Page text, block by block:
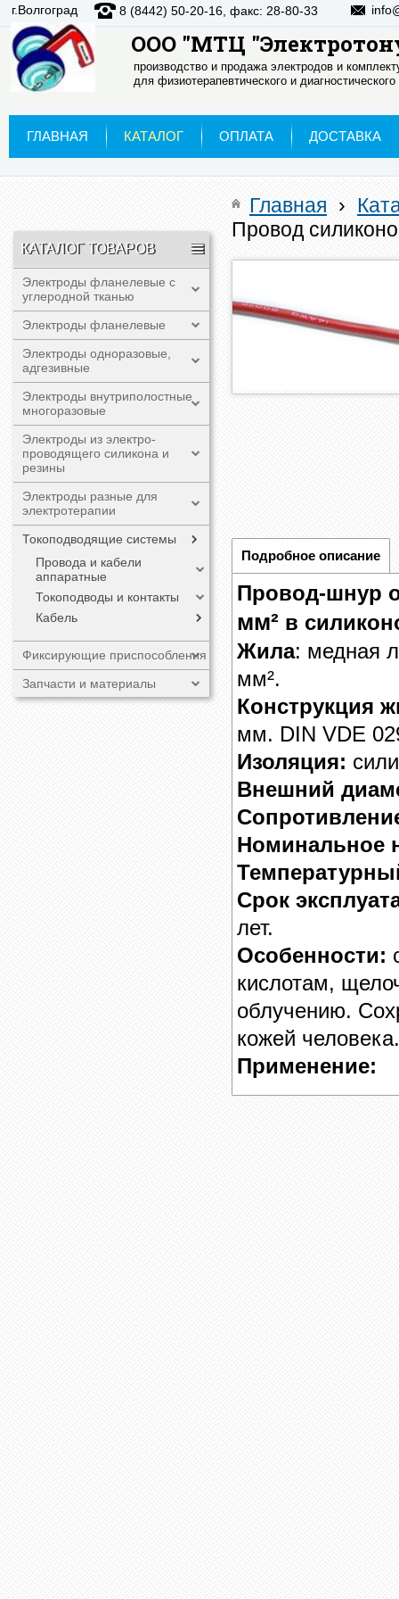
ООО "МТЦ
производство и продажа электродов и
для физиотерапевтического и
г.Волгоград 8 (8442) 50-20-16, факс: 28-80-33
ГЛАВНАЯ КАТАЛОГ ОПЛАТА ДОСТАВКА
КАТАЛОГ ТОВАРОВ
Электроды фланелевые с
углеродной тканью
Электроды фланелевые
Электроды одноразовые,
адгезивные
Электроды внутриполостные
многоразовые
Электроды из электро-
проводящего силикона и
резины
Электроды разные для
электротерапии
Токоподводящие системы
Провода и кабели
аппаратные
Токоподводы и контакты
Кабель
Фиксирующие приспособления
Запчасти и материалы
Главная ›
Провод
Подробное описание
Провод-шнур
мм² в
Жила: медная
мм².
Конструкция
мм. DIN VDE
Изоляция:
Внешний
Номинальное
Срок
лет.
Особенности:
кислотам,
облучению.
кожей
Применение: